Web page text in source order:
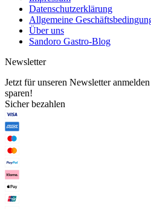
Datenschutzerklärung
Allgemeine
Über uns
Sandoro Gastro-Blog
Newsletter
Jetzt für unseren Newsletter
sparen!
Sicher bezahlen